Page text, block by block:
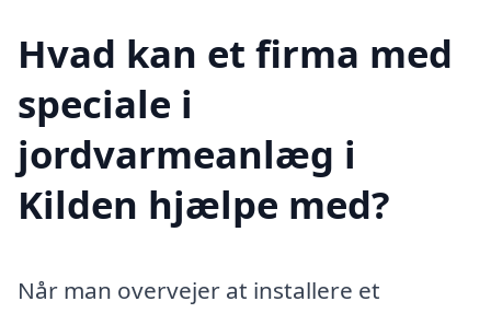
Hvad kan et firma med
speciale i
jordvarmeanlæg i
Kilden hjælpe med?
Når man overvejer at installere et